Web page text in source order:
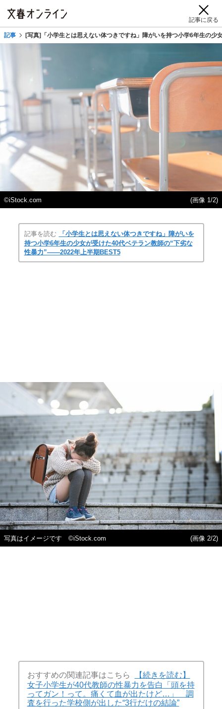
記事に戻る
記事 [写真]「小学生とは思えない体つきですね」障がいを持つ小学6年生の
©iStock.com (画像 1/2)
記事を読む
「小学生とは思えない体つきですね」障がいを
持つ小学6年生の少女が受けた40代ベテラン教師の“下劣な
性暴力”――2022年上半期BEST5
写真はイメージです ©iStock.com (画像 2/2)
おすすめの関連記事はこちら
【続きを読む】
女子小学生が40代教師の性暴力を告白「頭を持
ってガン！って。痛くて血が出たけど…」 調
査を行った学校側が出した“3行だけの結論”